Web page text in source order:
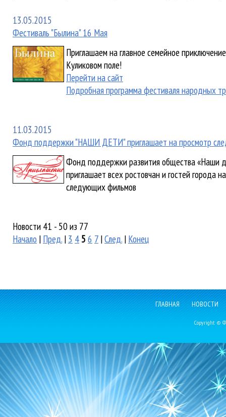
13.05.2015
Фестиваль "Былина" 16 Мая
Приглашаем на главное семейное
Куликовом поле!
Перейти на сайт
Подробная программа фестиваля народных
11.03.2015
Фонд поддержки "НАШИ ДЕТИ" приглашает на просмотр
Фонд поддержки развития общества «Наши
приглашает всех ростовчан и гостей города
следующих фильмов
Новости 41 - 50 из 77
Начало | Пред. | 3 4 5 6 7 |След. | Конец
ГЛАВНАЯ НОВОСТИ
Copyright ©